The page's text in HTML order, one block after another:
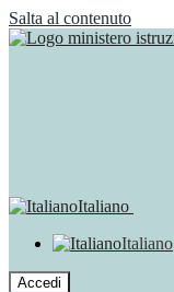
Salta al contenuto
Italiano
Italiano
Accedi